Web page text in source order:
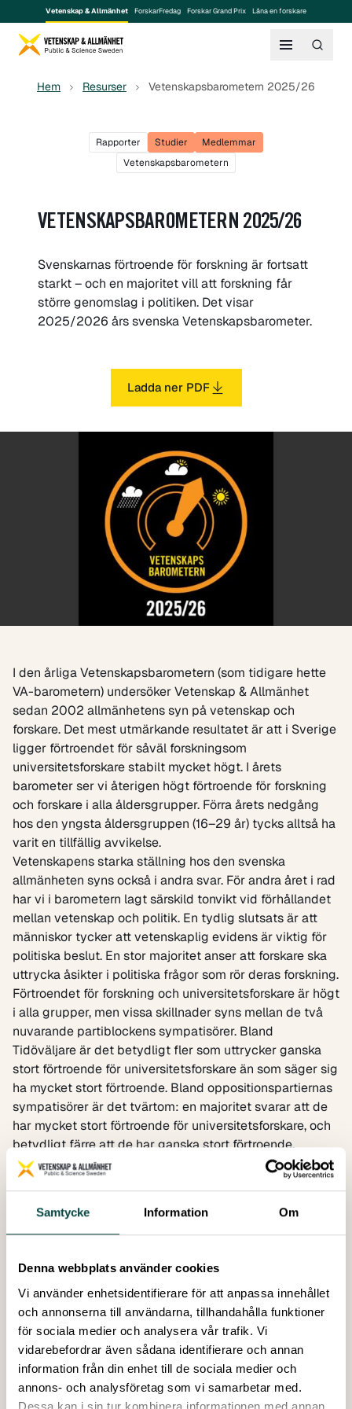
Samtycke Information Om
Denna webbplats använder cookies
Vi använder enhetsidentifierare för att anpassa innehållet
och annonserna till användarna, tillhandahålla funktioner
för sociala medier och analysera vår trafik. Vi
vidarebefordrar även sådana identifierare och annan
information från din enhet till de sociala medier och
annons- och analysföretag som vi samarbetar med.
Dessa kan i sin tur kombinera informationen med annan
Vetenskap & Allmänhet ForskarFredag Forskar Grand Prix Låna en forskare
Hem Resurser Vetenskapsbarometern 2025/26
Rapporter Studier
Medlemmar
Vetenskapsbarometern
VETENSKAPSBAROMETERN 2025/26
Svenskarnas förtroende för forskning är fortsatt
starkt – och en majoritet vill att forskning får
större genomslag i politiken. Det visar
2025/2026 års svenska Vetenskapsbarometer.
Ladda ner PDF
I den årliga Vetenskapsbarometern (som tidigare hette
VA-barometern) undersöker Vetenskap & Allmänhet
sedan 2002 allmänhetens syn på vetenskap och
forskare. Det mest utmärkande resultatet är att i Sverige
ligger förtroendet för såväl forskningsom
universitetsforskare stabilt mycket högt. I årets
barometer ser vi återigen högt förtroende för forskning
och forskare i alla åldersgrupper. Förra årets nedgång
hos den yngsta åldersgruppen (16–29 år) tycks alltså ha
varit en tillfällig avvikelse.
Vetenskapens starka ställning hos den svenska
allmänheten syns också i andra svar. För andra året i rad
har vi i barometern lagt särskild tonvikt vid förhållandet
mellan vetenskap och politik. En tydlig slutsats är att
människor tycker att vetenskaplig evidens är viktig för
politiska beslut. En stor majoritet anser att forskare ska
uttrycka åsikter i politiska frågor som rör deras forskning.
Förtroendet för forskning och universitetsforskare är högt
i alla grupper, men vissa skillnader syns mellan de två
nuvarande partiblockens sympatisörer. Bland
Tidöväljare är det betydligt fler som uttrycker ganska
stort förtroende för universitetsforskare än som säger sig
ha mycket stort förtroende. Bland oppositionspartiernas
sympatisörer är det tvärtom: en majoritet svarar att de
har mycket stort förtroende för universitetsforskare, och
betydligt färre att de har ganska stort förtroende.
Tilliten till forskares uttalanden är inom alla områden
större bland oppositionsväljare än bland Tidöväljare,
uttalanden om vissa samhällsvetenskapligt inriktade
frågor. Tilliten till forskares uttalanden inom
Trots det fortsatt höga förtroendet för forskning och
forskare har dock ett trendbrott skett de senaste åren. I
såväl årets som förra årets mätning svarar avsevärt färre
än tidigare att de tror att den tekniska utvecklingen
kommer att leda till ett bättre samhälle på sikt. Under
pandemiåren 2020–2022 svarade upp emot 70 procent
att de trodde att den tekniska utvecklingen skulle göra